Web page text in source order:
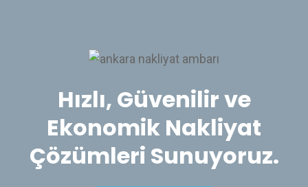
Hızlı, Güvenilir ve
Ekonomik Nakliyat
Çözümleri Sunuyoruz.